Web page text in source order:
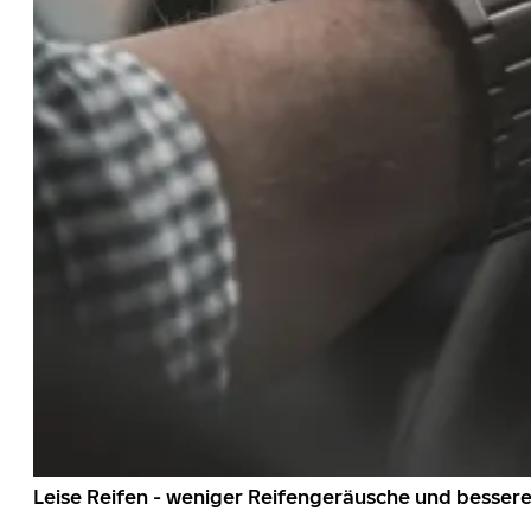
Leise Reifen - weniger Reifengeräusche und